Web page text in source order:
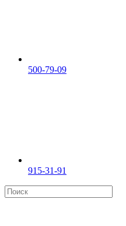
500-79-09
915-31-91